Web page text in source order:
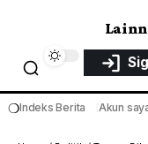
❍Indeks Berita Akun